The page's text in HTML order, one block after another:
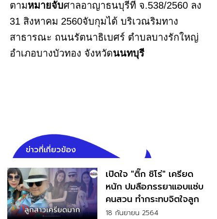
ตามหมายจับศาลอาญาธนบุรีที่ จ.538/2560 ลง
31 สิงหาคม 2560จับกุมได้ ​บริเวณริมทาง
สาธารณะ ถนนรัตนาธิเบศร์ ตำบลบางรักใหญ่
อำเภอบางบัวทอง จังหวัดนนทบุรี
ข่าวที่เกี่ยวข้อง
เปิดใจ "ติ๊ก ชิโร่" เครียด
หนัก ปมลือภรรยาแอบแซ่บ
คนสวน ทำกระทบจิตใจลูก
18 กันยายน 2564